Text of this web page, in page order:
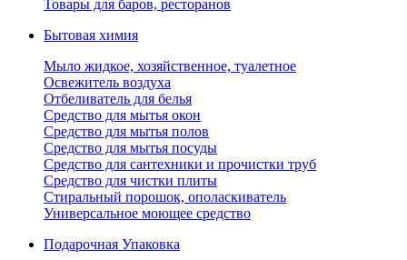
Товары для баров, ресторанов
Бытовая химия
Мыло жидкое, хозяйственное, туалетное
Освежитель воздуха
Отбеливатель для белья
Средство для мытья окон
Средство для мытья полов
Средство для мытья посуды
Средство для сантехники и прочистки труб
Средство для чистки плиты
Стиральный порошок, ополаскиватель
Универсальное моющее средство
Подарочная Упаковка